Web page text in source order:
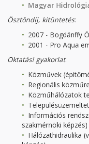
Magyar
Ösztöndíj, kitüntetés:
2007 - Bogdánffy
2001 - Pro Aqua
Oktatási gyakorlat:
Közművek
Regionális
Közműhálózatok
Információs
szakmérnöki képzés)
Hálózathidraulika